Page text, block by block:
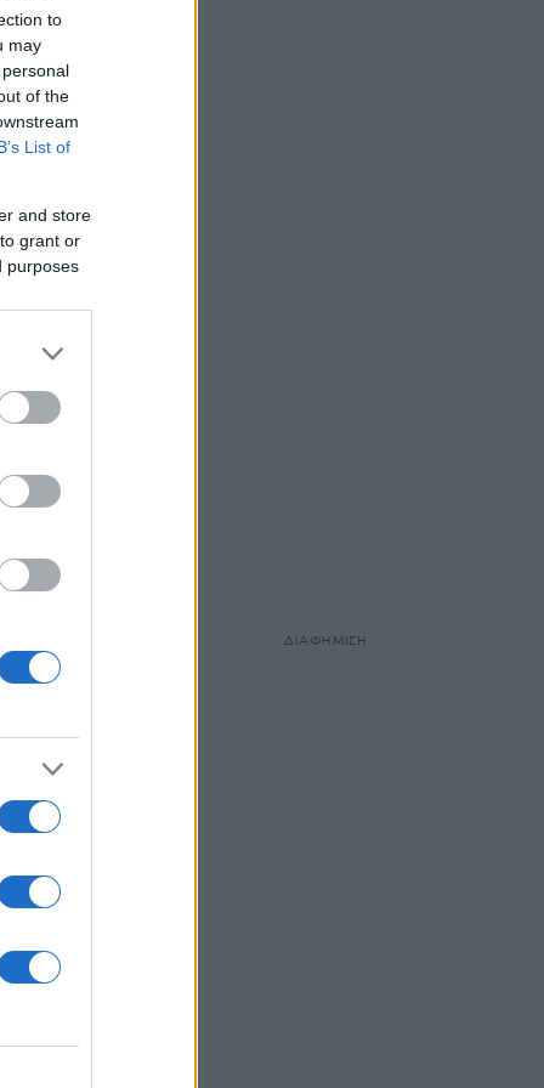
to
may
of the
List of
and store
grant or
purposes
ΔΙΑΦΗΜΙΣΗ